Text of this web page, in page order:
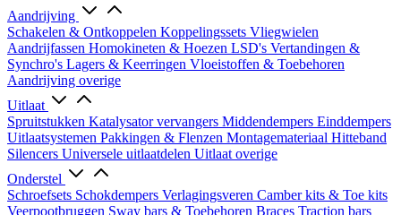
Aandrijving
Schakelen & Ontkoppelen Koppelingssets Vliegwielen
Aandrijfassen Homokineten & Hoezen LSD's Vertandingen &
Synchro's Lagers & Keerringen Vloeistoffen & Toebehoren
Aandrijving overige
Uitlaat
Spruitstukken Katalysator vervangers Middendempers Einddempers
Uitlaatsystemen Pakkingen & Flenzen Montagemateriaal Hitteband
Silencers Universele uitlaatdelen Uitlaat overige
Onderstel
Schroefsets Schokdempers Verlagingsveren Camber kits & Toe kits
Veerpootbruggen Sway bars & Toebehoren Braces Traction bars